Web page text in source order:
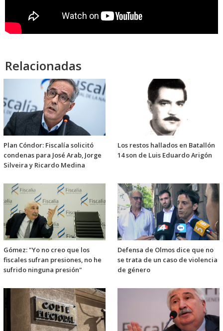
Relacionadas
Plan Cóndor: Fiscalía solicitó
condenas para José Arab, Jorge
Silveira y Ricardo Medina
Los restos hallados en Batallón
14 son de Luis Eduardo Arigón
Gómez: "Yo no creo que los
fiscales sufran presiones, no he
sufrido ninguna presión"
Defensa de Olmos dice que no
se trata de un caso de violencia
de género